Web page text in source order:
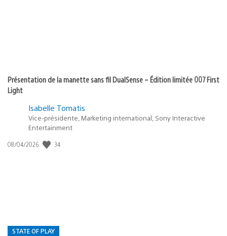
Présentation de la manette sans fil DualSense – Édition limitée 007 First
Light
Isabelle Tomatis
Vice-présidente, Marketing international, Sony Interactive
Entertainment
Date
08/04/2026 34
STATE OF PLAY